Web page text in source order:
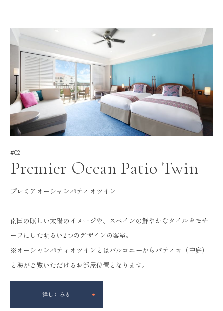
#02
Premier Ocean Patio Twin
プレミアオーシャンパティオツイン
南国の眩しい太陽のイメージや、スペインの鮮やかなタイルをモチ
ーフにした明るい2つのデザインの客室。
※オーシャンパティオツインとはバルコニーからパティオ（中庭）
と海がご覧いただけるお部屋位置となります。
詳しくみる